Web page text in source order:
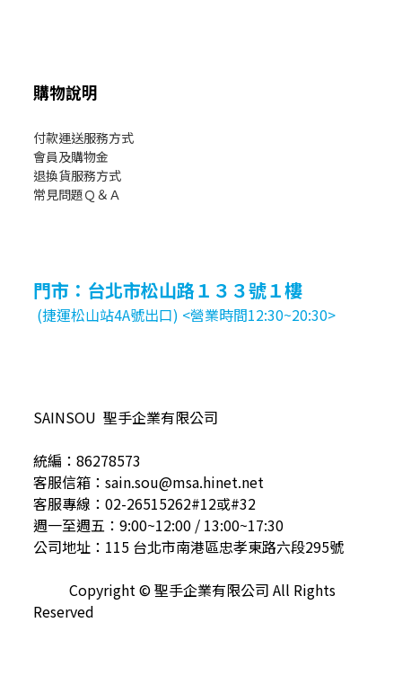
購物說明
付款運送服務方式
會員及購物金
退換貨服務方式
常見問題Ｑ＆Ａ
門市：台北市松山路１３３號１樓
(捷運松山站4A號出口) <營業時間12:30~20:30>
SAINSOU 聖手企業有限公司
統編：86278573
客服信箱：sain.sou@msa.hinet.net
客服專線：02-26515262#12或#32
週一至週五：9:00~12:00 / 13:00~17:30
公司地址：115 台北市南港區忠孝東路六段295號
Copyright © 聖手企業有限公司 All Rights
Reserved